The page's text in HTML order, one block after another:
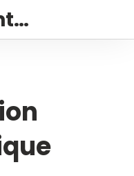
Karting de la Santé – Montalivet